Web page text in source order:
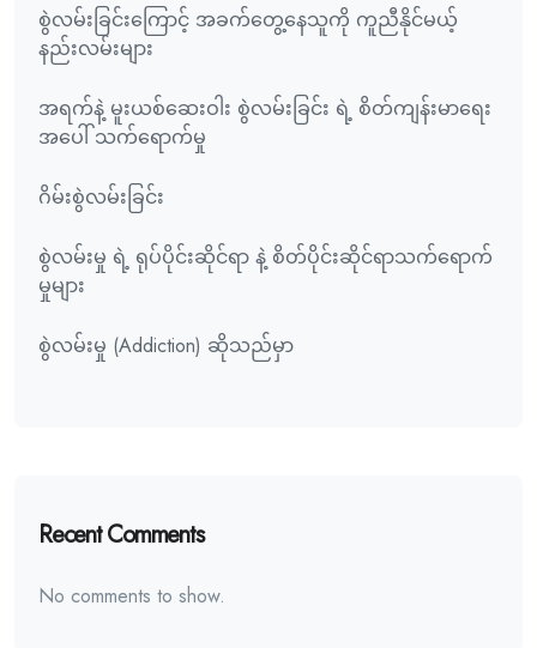
စွဲလမ်းခြင်းကြောင့် အခက်တွေ့နေသူကို ကူညီနိုင်မယ့်
နည်းလမ်းများ
အရက်နဲ့ မူးယစ်ဆေးဝါး စွဲလမ်းခြင်း ရဲ့ စိတ်ကျန်းမာရေး
အပေါ် သက်ရောက်မှု
ဂိမ်းစွဲလမ်းခြင်း
စွဲလမ်းမှု ရဲ့ ရုပ်ပိုင်းဆိုင်ရာ နဲ့ စိတ်ပိုင်းဆိုင်ရာသက်ရောက်
မှုများ
စွဲလမ်းမှု (Addiction) ဆိုသည်မှာ
Recent Comments
No comments to show.